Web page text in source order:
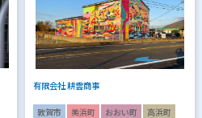
有限会社 耕雲商事
敦賀市 美浜町 おおい町 高浜町